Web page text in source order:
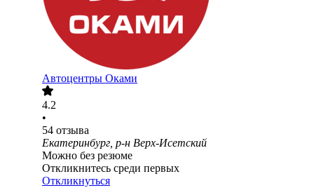
Автоцентры Оками
4.2
•
54 отзыва
Екатеринбург, р-н Верх-Исетский
Можно без резюме
Откликнитесь среди первых
Откликнуться